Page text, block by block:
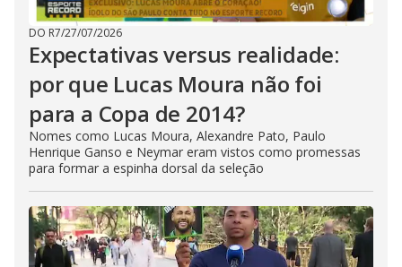
DO R7/27/07/2026
Expectativas versus realidade:
por que Lucas Moura não foi
para a Copa de 2014?
Nomes como Lucas Moura, Alexandre Pato, Paulo
Henrique Ganso e Neymar eram vistos como promessas
para formar a espinha dorsal da seleção